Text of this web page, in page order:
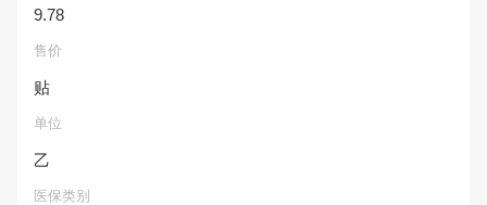
9.78
售价
贴
单位
乙
医保类别